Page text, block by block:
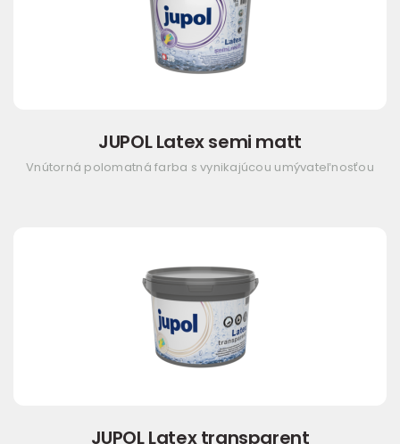
JUPOL Latex semi matt
Vnútorná polomatná farba s vynikajúcou umývateľnosťou
JUPOL Latex transparent